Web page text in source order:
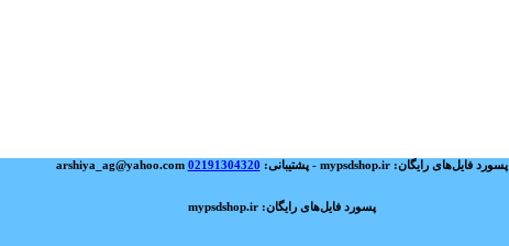
پسورد فایل‌های رایگان: mypsdshop.ir - پشتیبانی: arshiya_ag@yahoo.com 02191304320
پسورد فایل‌های رایگان: mypsdshop.ir